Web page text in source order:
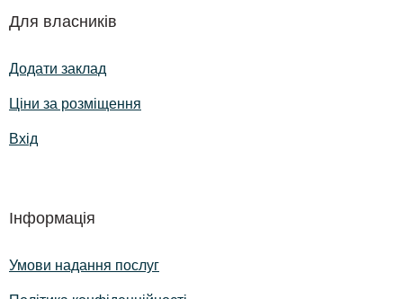
Для власників
Додати заклад
Ціни за розміщення
Вхід
Інформація
Умови надання послуг